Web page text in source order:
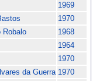
1969
1970
Robalo
1968
1964
1970
da Guerra 1970